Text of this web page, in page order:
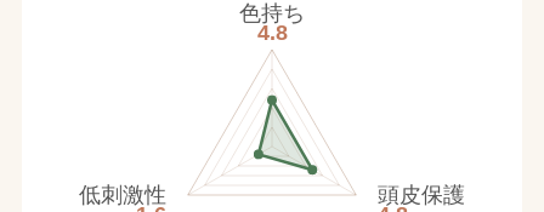
色持ち
4.8
頭皮保護
低刺激性